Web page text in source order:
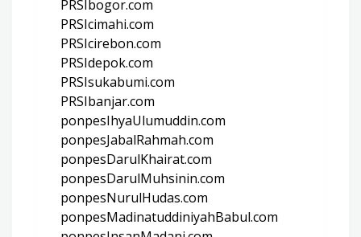
PRSIbogor.com
PRSIcimahi.com
PRSIcirebon.com
PRSIdepok.com
PRSIsukabumi.com
PRSIbanjar.com
ponpesIhyaUlumuddin.com
ponpesJabalRahmah.com
ponpesDarulKhairat.com
ponpesDarulMuhsinin.com
ponpesNurulHudas.com
ponpesMadinatuddiniyahBabul.com